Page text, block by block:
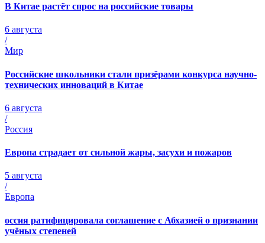
В Китае растёт спрос на российские товары
6 августа
/
Мир
Российские школьники стали призёрами конкурса научно-
технических инноваций в Китае
6 августа
/
Россия
Европа страдает от сильной жары, засухи и пожаров
5 августа
/
Европа
оссия ратифицировала соглашение с Абхазией о признании
учёных степеней